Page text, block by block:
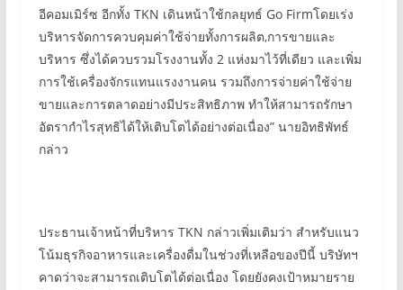
อีคอมเมิร์ซ อีกทั้ง TKN เดินหน้าใช้กลยุทธ์ Go Firmโดยเร่ง
บริหารจัดการควบคุมค่าใช้จ่ายทั้งการผลิต,การขายและ
บริหาร ซึ่งได้ควบรวมโรงงานทั้ง 2 แห่งมาไว้ที่เดียว และเพิ่ม
การใช้เครื่องจักรแทนแรงงานคน รวมถึงการจ่ายค่าใช้จ่าย
ขายและการตลาดอย่างมีประสิทธิภาพ ทำให้สามารถรักษา
อัตรากำไรสุทธิได้ให้เติบโตได้อย่างต่อเนื่อง” นายอิทธิพัทธ์
กล่าว
ประธานเจ้าหน้าที่บริหาร TKN กล่าวเพิ่มเติมว่า สำหรับแนว
โน้มธุรกิจอาหารและเครื่องดื่มในช่วงที่เหลือของปีนี้ บริษัทฯ
คาดว่าจะสามารถเติบโตได้ต่อเนื่อง โดยยังคงเป้าหมายราย